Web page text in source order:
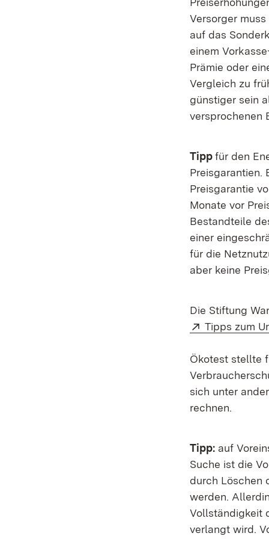
Versorger
auf das
einem
Prämie oder
Vergleich zu
günstiger sein
versprochenen
Tippfür den
Preisgarantien.
Preisgarantie
Monate vor
Bestandteile
einer
für die
aber keine
Die Stiftung
Extern:
Tipps zum
Ökotest stellte
sich unter
rechnen.
Tipp: auf
Suche ist die
durch Löschen
werden.
Vollständigkeit
verlangt wird.